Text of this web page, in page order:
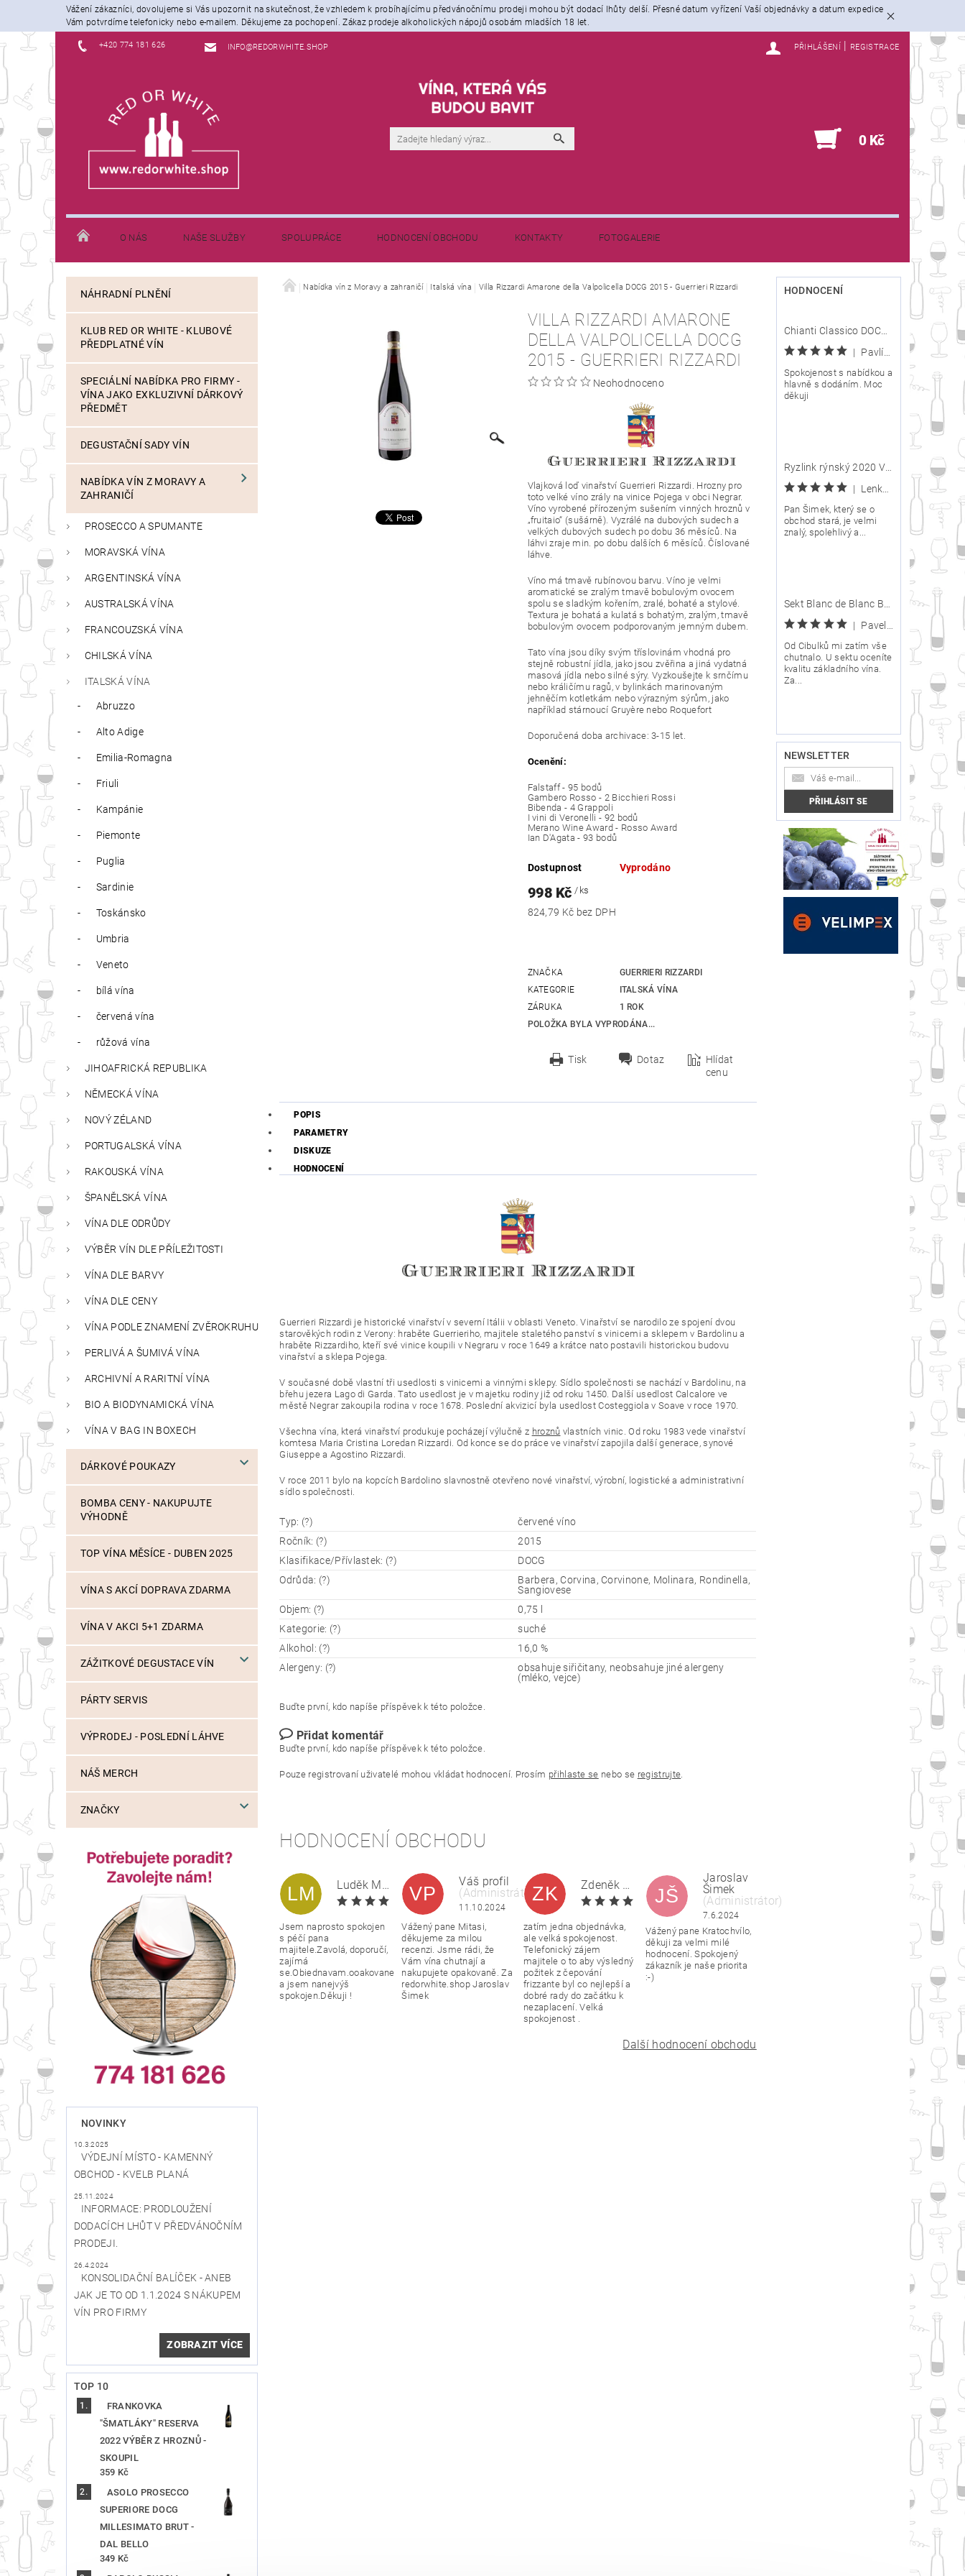
Vážení zákazníci, dovolujeme si Vás upozornit na skutečnost, že vzhledem k probíhajícímu předvánočnímu prodeji mohou být dodací lhůty delší. Přesné datum vyřízení Vaší objednávky a datum expedice
Vám potvrdíme telefonicky nebo e-mailem. Děkujeme za pochopení. Zákaz prodeje alkoholických nápojů osobám mladších 18 let.
+420 774 181 626 INFO@REDORWHITE.SHOP PŘIHLÁŠENÍ REGISTRACE
0 Kč
O NÁS NAŠE SLUŽBY SPOLUPRÁCE HODNOCENÍ OBCHODU KONTAKTY FOTOGALERIE
JAK NAKUPOVAT INFORMACE K DOPRAVĚ
NÁHRADNÍ PLNĚNÍ
KLUB RED OR WHITE - KLUBOVÉ
PŘEDPLATNÉ VÍN
SPECIÁLNÍ NABÍDKA PRO FIRMY -
VÍNA JAKO EXKLUZIVNÍ DÁRKOVÝ
PŘEDMĚT
DEGUSTAČNÍ SADY VÍN
NABÍDKA VÍN Z MORAVY A
ZAHRANIČÍ
PROSECCO A SPUMANTE
MORAVSKÁ VÍNA
ARGENTINSKÁ VÍNA
AUSTRALSKÁ VÍNA
FRANCOUZSKÁ VÍNA
CHILSKÁ VÍNA
ITALSKÁ VÍNA
Abruzzo
Alto Adige
Emilia-Romagna
Friuli
Kampánie
Piemonte
Puglia
Sardinie
Toskánsko
Umbria
Veneto
bílá vína
červená vína
růžová vína
JIHOAFRICKÁ REPUBLIKA
NĚMECKÁ VÍNA
NOVÝ ZÉLAND
PORTUGALSKÁ VÍNA
RAKOUSKÁ VÍNA
ŠPANĚLSKÁ VÍNA
VÍNA DLE ODRŮDY
VÝBĚR VÍN DLE PŘÍLEŽITOSTI
VÍNA DLE BARVY
VÍNA DLE CENY
VÍNA PODLE ZNAMENÍ ZVĚROKRUHU
PERLIVÁ A ŠUMIVÁ VÍNA
ARCHIVNÍ A RARITNÍ VÍNA
BIO A BIODYNAMICKÁ VÍNA
VÍNA V BAG IN BOXECH
DÁRKOVÉ POUKAZY
BOMBA CENY - NAKUPUJTE
VÝHODNĚ
TOP VÍNA MĚSÍCE - DUBEN 2025
VÍNA S AKCÍ DOPRAVA ZDARMA
VÍNA V AKCI 5+1 ZDARMA
ZÁŽITKOVÉ DEGUSTACE VÍN
PÁRTY SERVIS
VÝPRODEJ - POSLEDNÍ LÁHVE
NÁŠ MERCH
ZNAČKY
NOVINKY
10.3.2025
VÝDEJNÍ MÍSTO - KAMENNÝ
OBCHOD - KVELB PLANÁ
25.11.2024
INFORMACE: PRODLOUŽENÍ
DODACÍCH LHŮT V PŘEDVÁNOČNÍM
PRODEJI.
26.4.2024
KONSOLIDAČNÍ BALÍČEK - ANEB
JAK JE TO OD 1.1.2024 S NÁKUPEM
VÍN PRO FIRMY
ZOBRAZIT VÍCE
TOP 10
FRANKOVKA
"ŠMATLÁKY" RESERVA
2022 VÝBĚR Z HROZNŮ -
SKOUPIL
359 Kč
ASOLO PROSECCO
SUPERIORE DOCG
MILLESIMATO BRUT -
DAL BELLO
349 Kč
Nabídka vín z Moravy a zahraničí Italská vína Villa Rizzardi Amarone della Valpolicella DOCG 2015 - Guerrieri Rizzardi
VILLA RIZZARDI AMARONE
DELLA VALPOLICELLA DOCG
2015 - GUERRIERI RIZZARDI
Neohodnoceno
Vlajková loď vinařství Guerrieri Rizzardi. Hrozny pro
toto velké víno zrály na vinice Pojega v obci Negrar.
Víno vyrobené přírozeným sušením vinných hroznů v
„fruitaio“ (sušárně). Vyzrálé na dubových sudech a
velkých dubových sudech po dobu 36 měsíců. Na
láhvi zraje min. po dobu dalších 6 měsíců. Číslované
láhve.
Víno má tmavě rubínovou barvu . Víno je velmi
aromatické se zralým tmavě bobulovým ovocem
spolu se sladkým kořením, zralé, bohaté a stylové.
Textura je bohatá a kulatá s bohatým, zralým, tmavě
bobulovým ovocem podporovaným jemným dubem.
Tato vína jsou díky svým tříslovinám vhodná pro
stejně robustní jídla, jako jsou zvěřina a jiná vydatná
masová jídla nebo silné sýry. Vyzkoušejte k srnčímu
nebo králičímu ragů, v bylinkách marinovaným
jehněčím kotletkám nebo výrazným sýrům, jako
například stárnoucí Gruyère nebo Roquefort
Doporučená doba archivace: 3-15 let.
Ocenění:
Falstaff -95 bodů
Gambero Rosso - 2 Bicchieri Rossi
Bibenda - 4 Grappoli
I vini di Veronelli - 92 bodů
Merano Wine Award - Rosso Award
Ian D'Agata - 93 bodů
Dostupnost Vyprodáno
998 Kč/ ks
824,79 Kč bez DPH
ZNAČKA
GUERRIERI RIZZARDI
KATEGORIE
ITALSKÁ VÍNA
ZÁRUKA
1 ROK
POLOŽKA BYLA VYPRODÁNA...
Tisk Dotaz
Hlídat
cenu
POPIS
PARAMETRY
DISKUZE
HODNOCENÍ
Guerrieri Rizzardi je historické vinařství v severní Itálii v oblasti Veneto. Vinařství se narodilo ze spojení dvou
starověkých rodin z Verony: hraběte Guerrieriho, majitele staletého panství s vinicemi a sklepem v Bardolinu a
hraběte Rizzardiho, kteří své vinice koupili v Negraru v roce 1649 a krátce nato postavili historickou budovu
vinařství a sklepa Pojega.
V současné době vlastní tři usedlosti s vinicemi a vinnými sklepy. Sídlo společnosti se nachází v Bardolinu, na
břehu jezera Lago di Garda. Tato usedlost je v majetku rodiny již od roku 1450. Další usedlost Calcalore ve
městě Negrar zakoupila rodina v roce 1678. Poslední akvizicí byla usedlost Costeggiola v Soave v roce 1970.
Všechna vína, která vinařství produkuje pocházejí výlučně z hroznů vlastních vinic. Od roku 1983 vede vinařství
komtesa Maria Cristina Loredan Rizzardi. Od konce se do práce ve vinařství zapojila další generace, synové
Giuseppe a Agostino Rizzardi.
V roce 2011 bylo na kopcích Bardolino slavnostně otevřeno nové vinařství, výrobní, logistické a administrativní
sídlo společnosti.
Typ: (?)
červené víno
Ročník: (?)
2015
Klasifikace/Přívlastek: (?)
DOCG
Odrůda: (?)
Barbera, Corvina, Corvinone, Molinara, Rondinella,
Sangiovese
Objem: (?)
0,75 l
Kategorie: (?)
suché
Alkohol: (?)
16,0 %
Alergeny: (?)
obsahuje siřičitany, neobsahuje jiné alergeny
(mléko, vejce)
Buďte první, kdo napíše příspěvek k této položce.
Přidat komentář
Buďte první, kdo napíše příspěvek k této položce.
Pouze registrovaní uživatelé mohou vkládat hodnocení. Prosím přihlaste se nebo se registrujte
HODNOCENÍ OBCHODU
LM
Luděk Mitas
11.10.2024
Jsem naprosto spokojen
s péčí pana
majitele.Zavolá, doporučí,
zajímá
se.Obiednavam.ooakovane
a jsem nanejvýš
spokojen.Děkuji !
VP
Váš profil
(Administrátor)
11.10.2024
Vážený pane Mitasi,
děkujeme za milou
recenzi. Jsme rádi, že
Vám vína chutnají a
nakupujete opakovaně. Za
redorwhite.shop Jaroslav
Šimek
ZK
Zdeněk Kratochvíla
| 6.6.2024
zatím jedna objednávka,
ale velká spokojenost.
Telefonický zájem
majitele o to aby výsledný
požitek z čepování
frizzante byl co nejlepší a
dobré rady do začátku k
nezaplacení. Velká
spokojenost .
JŠ
Jaroslav
Šimek
(Administrátor)
7.6.2024
Vážený pane Kratochvílo,
děkuji za velmi milé
hodnocení. Spokojený
zákazník je naše priorita
:-)
Další hodnocení obchodu
HODNOCENÍ
Chianti Classico DOCG 2020 - Carpineto
|
Pavlína
Spokojenost s nabídkou a
hlavně s dodáním. Moc
děkuji
Ryzlink rýnský 2020 VOC Znojmo - Arte Vini posledních pár lahví
|
Lenka Kijová
Pan Šimek, který se o
obchod stará, je velmi
znalý, spolehlivý a...
Sekt Blanc de Blanc Brut Nature - Víno Cibulka
|
Pavel Ptáček
Od Cibulků mi zatím vše
chutnalo. U sektu oceníte
kvalitu základního vína.
Za...
NEWSLETTER